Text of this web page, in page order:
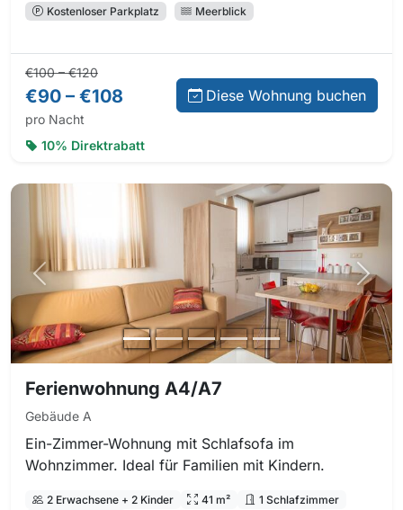
Kostenloser Parkplatz
Meerblick
Normalpreis:
€100 – €120Preis bei Direktbuchung:
€90 – €108
pro Nacht
Diese Wohnung buchen
10% Direktrabatt
Vorheriges Foto
Ferienwohnung A4/A7
Gebäude A
Ein-Zimmer-Wohnung mit Schlafsofa im
Wohnzimmer. Ideal für Familien mit Kindern.
2 Erwachsene + 2 Kinder 41 m²
1 Schlafzimmer